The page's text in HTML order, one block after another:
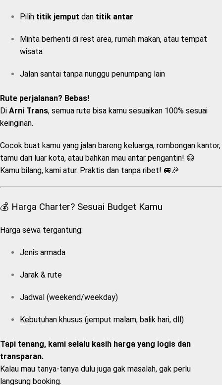
Pilih titik jemput dan titik antar
Minta berhenti di rest area, rumah makan, atau tempat
wisata
Jalan santai tanpa nunggu penumpang lain
Rute perjalanan? Bebas!
Di Arni Trans, semua rute bisa kamu sesuaikan 100% sesuai
keinginan.
Cocok buat kamu yang jalan bareng keluarga, rombongan kantor,
tamu dari luar kota, atau bahkan mau antar pengantin! 😄
Kamu bilang, kami atur. Praktis dan tanpa ribet! 🚐🎉
💰 Harga Charter? Sesuai Budget Kamu
Harga sewa tergantung:
Jenis armada
Jarak & rute
Jadwal (weekend/weekday)
Kebutuhan khusus (jemput malam, balik hari, dll)
Tapi tenang, kami selalu kasih harga yang logis dan
transparan.
Kalau mau tanya-tanya dulu juga gak masalah, gak perlu
langsung booking.